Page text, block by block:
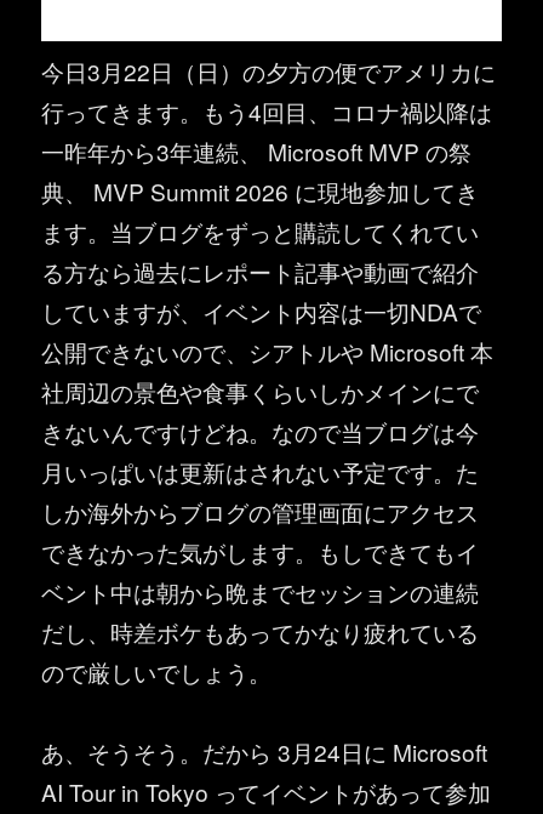
今日3月22日（日）の夕方の便でアメリカに
行ってきます。もう4回目、コロナ禍以降は
一昨年から3年連続、 Microsoft MVP の祭
典、 MVP Summit 2026 に現地参加してき
ます。当ブログをずっと購読してくれてい
る方なら過去にレポート記事や動画で紹介
していますが、イベント内容は一切NDAで
公開できないので、シアトルや Microsoft 本
社周辺の景色や食事くらいしかメインにで
きないんですけどね。なので当ブログは今
月いっぱいは更新はされない予定です。た
しか海外からブログの管理画面にアクセス
できなかった気がします。もしできてもイ
ベント中は朝から晩までセッションの連続
だし、時差ボケもあってかなり疲れている
ので厳しいでしょう。
あ、そうそう。だから 3月24日に Microsoft
AI Tour in Tokyo ってイベントがあって参加